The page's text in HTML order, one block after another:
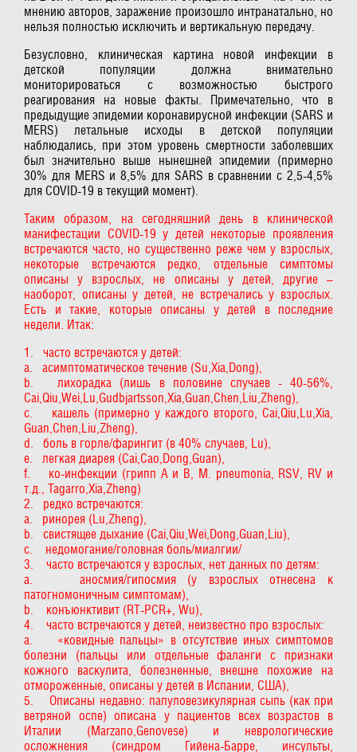
мнению авторов, заражение произошло интранатально, но
нельзя полностью исключить и вертикальную передачу.
Безусловно, клиническая картина новой инфекции в
детской популяции должна внимательно
мониторироваться с возможностью быстрого
реагирования на новые факты. Примечательно, что в
предыдущие эпидемии коронавирусной инфекции (SARS и
MERS) летальные исходы в детской популяции
наблюдались, при этом уровень смертности заболевших
был значительно выше нынешней эпидемии (примерно
30% для MERS и 8,5% для SARS в сравнении с 2,5-4,5%
для COVID-19 в текущий момент).
Таким образом, на сегодняшний день в клинической
манифестации COVID-19 у детей некоторые проявления
встречаются часто, но существенно реже чем у взрослых,
некоторые встречаются редко, отдельные симптомы
описаны у взрослых, не описаны у детей, другие –
наоборот, описаны у детей, не встречались у взрослых.
Есть и такие, которые описаны у детей в последние
недели. Итак:
1. часто встречаются у детей:
a. асимптоматическое течение (Su,Xia,Dong),
b. лихорадка (лишь в половине случаев - 40-56%,
Cai,Qiu,Wei,Lu,Gudbjartsson,Xia,Guan,Chen,Liu,Zheng),
c. кашель (примерно у каждого второго, Cai,Qiu,Lu,Xia,
Guan,Chen,Liu,Zheng),
d. боль в горле/фарингит (в 40% случаев, Lu),
e. легкая диарея (Cai,Cao,Dong,Guan),
f. ко-инфекции (грипп А и В, M. pneumonia, RSV, RV и
т.д., Tagarro,Xia,Zheng)
2. редко встречаются:
a. ринорея (Lu,Zheng),
b. свистящее дыхание (Cai,Qiu,Wei,Dong,Guan,Liu),
c. недомогание/головная боль/миалгии/
3. часто встречаются у взрослых, нет данных по детям:
a. аносмия/гипосмия (у взрослых отнесена к
патогномоничным симптомам),
b. конъюнктивит (RT-PCR+, Wu),
4. часто встречаются у детей, неизвестно про взрослых:
a. «ковидные пальцы» в отсутствие иных симптомов
болезни (пальцы или отдельные фаланги с признаки
кожного васкулита, болезненные, внешне похожие на
отмороженные, описаны у детей в Испании, США),
5. Описаны недавно: папуловезикулярная сыпь (как при
ветряной оспе) описана у пациентов всех возрастов в
Италии (Marzano,Genovese) и неврологические
осложнения (синдром Гийена-Барре, инсульты,